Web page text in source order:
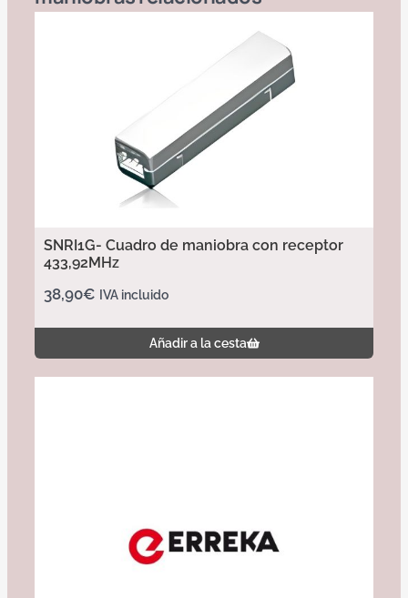
SNRI1G- Cuadro de maniobra con receptor
433,92MHz
38,90€ IVA incluido
Añadir a la cesta